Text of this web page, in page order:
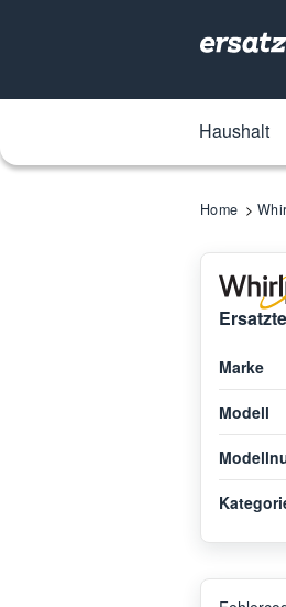
Haushalt
Home
Marke
Modell